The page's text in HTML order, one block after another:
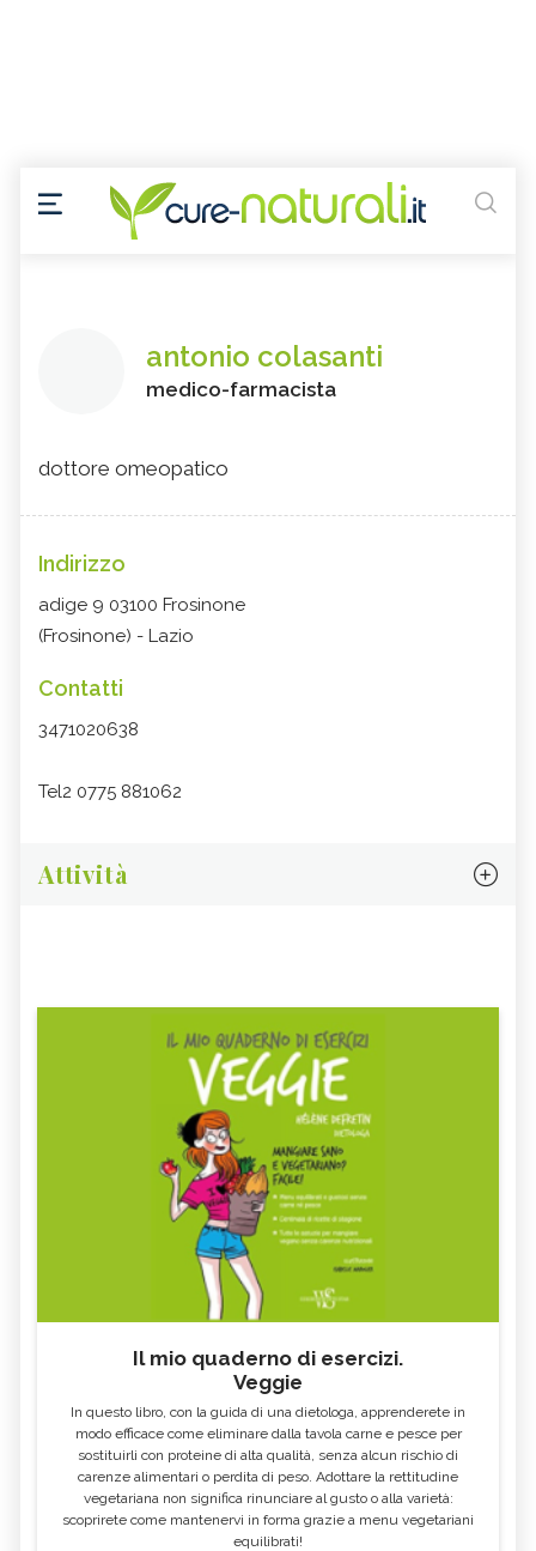
antonio colasanti
medico-farmacista
dottore omeopatico
Indirizzo
adige 9 03100 Frosinone
(Frosinone) - Lazio
Contatti
3471020638
Tel2 0775 881062
Attività
Il mio quaderno di esercizi.
Veggie
In questo libro, con la guida di una dietologa, apprenderete in
modo efficace come eliminare dalla tavola carne e pesce per
sostituirli con proteine di alta qualità, senza alcun rischio di
carenze alimentari o perdita di peso. Adottare la rettitudine
vegetariana non significa rinunciare al gusto o alla varietà:
scoprirete come mantenervi in forma grazie a menu vegetariani
equilibrati!